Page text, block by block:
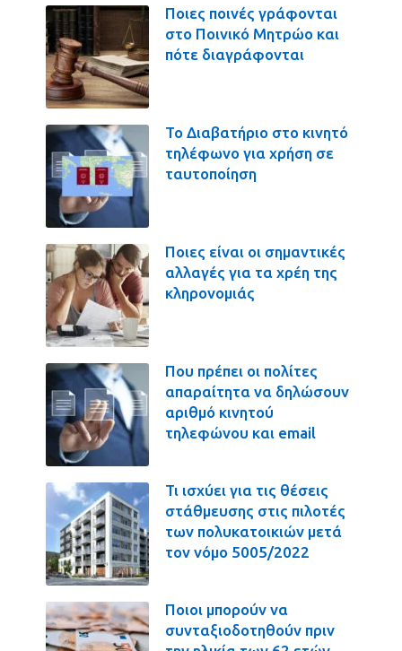
Ποιες ποινές γράφονται
στο Ποινικό Μητρώο και
πότε διαγράφονται
Το Διαβατήριο στο κινητό
τηλέφωνο για χρήση σε
ταυτοποίηση
Ποιες είναι οι σημαντικές
αλλαγές για τα χρέη της
κληρονομιάς
Που πρέπει οι πολίτες
απαραίτητα να δηλώσουν
αριθμό κινητού
τηλεφώνου και email
Τι ισχύει για τις θέσεις
στάθμευσης στις πιλοτές
των πολυκατοικιών μετά
τον νόμο 5005/2022
Ποιοι μπορούν να
συνταξιοδοτηθούν πριν